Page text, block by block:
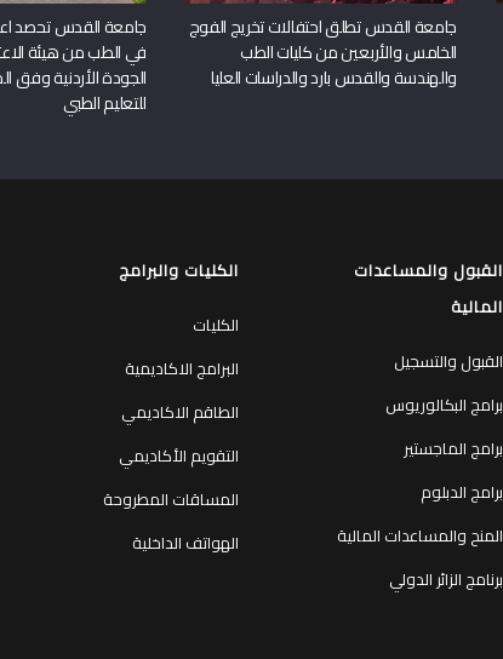
جامعة القدس تطلق احتفالات تخريج الفوج
الخامس والأربعين من كليات الطب
والهندسة والقدس بارد والدراسات العليا
جامعة القدس تحصد
في الطب من هيئة
الجودة الأردنية وفق
للتعليم الطبي
القبول والمساعدات
المالية
القبول والتسجيل
برامج البكالوريوس
برامج الماجستير
برامج الدبلوم
المنح والمساعدات المالية
برنامج الزائر الدولي
الكليات والبرامج
الكليات
البرامج الاكاديمية
الطاقم الاكاديمي
التقويم الأكاديمي
المساقات المطروحة
الهواتف الداخلية